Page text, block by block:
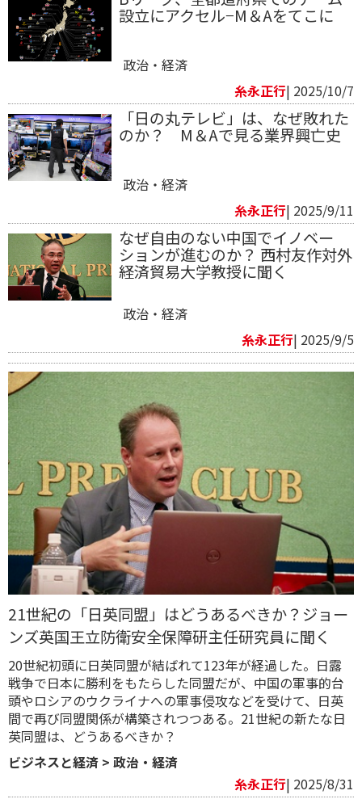
設立にアクセル−M＆Aをてこに
政治・経済
糸永正行| 2025/10/7
「日の丸テレビ」は、なぜ敗れた
のか？ M＆Aで見る業界興亡史
政治・経済
糸永正行| 2025/9/11
なぜ自由のない中国でイノベー
ションが進むのか？ 西村友作対外
経済貿易大学教授に聞く
政治・経済
糸永正行| 2025/9/5
21世紀の「日英同盟」はどうあるべきか？ジョー
ンズ英国王立防衛安全保障研主任研究員に聞く
20世紀初頭に日英同盟が結ばれて123年が経過した。日露
戦争で日本に勝利をもたらした同盟だが、中国の軍事的台
頭やロシアのウクライナへの軍事侵攻などを受けて、日英
間で再び同盟関係が構築されつつある。21世紀の新たな日
英同盟は、どうあるべきか？
ビジネスと経済 > 政治・経済
糸永正行| 2025/8/31